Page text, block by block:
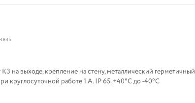
на выходе, крепление на стену, металлический герметичный
корпус. Выходное напряжение 12 В ± 0,2 В. Выходной ток при круглосуточной работе 1 А. IP 65. +40°С до -40°С